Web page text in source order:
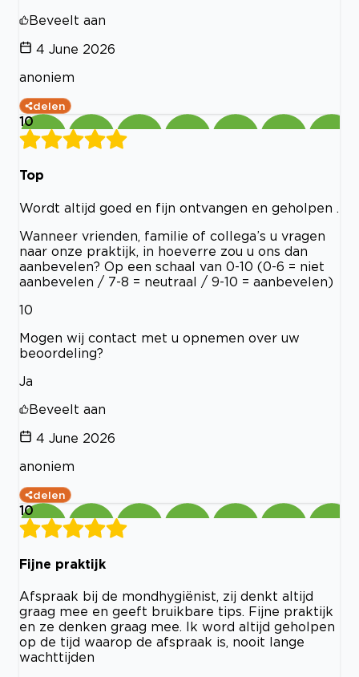
Beveelt aan
4 June 2026
anoniem
delen
10
Top
Wordt altijd goed en fijn ontvangen en geholpen .
Wanneer vrienden, familie of collega’s u vragen
naar onze praktijk, in hoeverre zou u ons dan
aanbevelen? Op een schaal van 0-10 (0-6 = niet
aanbevelen / 7-8 = neutraal / 9-10 = aanbevelen)
10
Mogen wij contact met u opnemen over uw
beoordeling?
Ja
Beveelt aan
4 June 2026
anoniem
delen
10
Fijne praktijk
Afspraak bij de mondhygiënist, zij denkt altijd
graag mee en geeft bruikbare tips. Fijne praktijk
en ze denken graag mee. Ik word altijd geholpen
op de tijd waarop de afspraak is, nooit lange
wachttijden